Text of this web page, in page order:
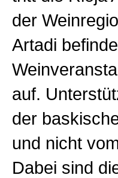
der
Artadi
auf.
der
und nicht
Dabei sind